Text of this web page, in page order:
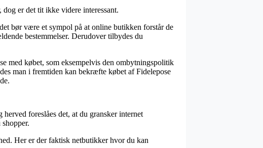
er det tit ikke videre interessant.
bør være et sympol på at online butikken forstår de
bestemmelser. Derudover tilbydes du
med købet, som eksempelvis den ombytningspolitik
man i fremtiden kan bekræfte købet af Fidelepose
foreslåes det, at du gransker internet
Her er der faktisk netbutikker hvor du kan